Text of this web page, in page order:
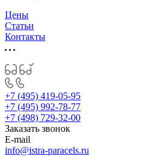
Цены
Статьи
Контакты
+7 (495) 419-05-95
+7 (495) 992-78-77
+7 (498) 729-32-00
Заказать звонок
E-mail
info@istra-paracels.ru